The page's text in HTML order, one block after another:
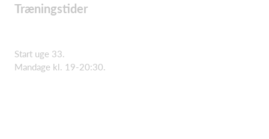
Træningstider
Start uge 33.
Mandage kl. 19-20:30.